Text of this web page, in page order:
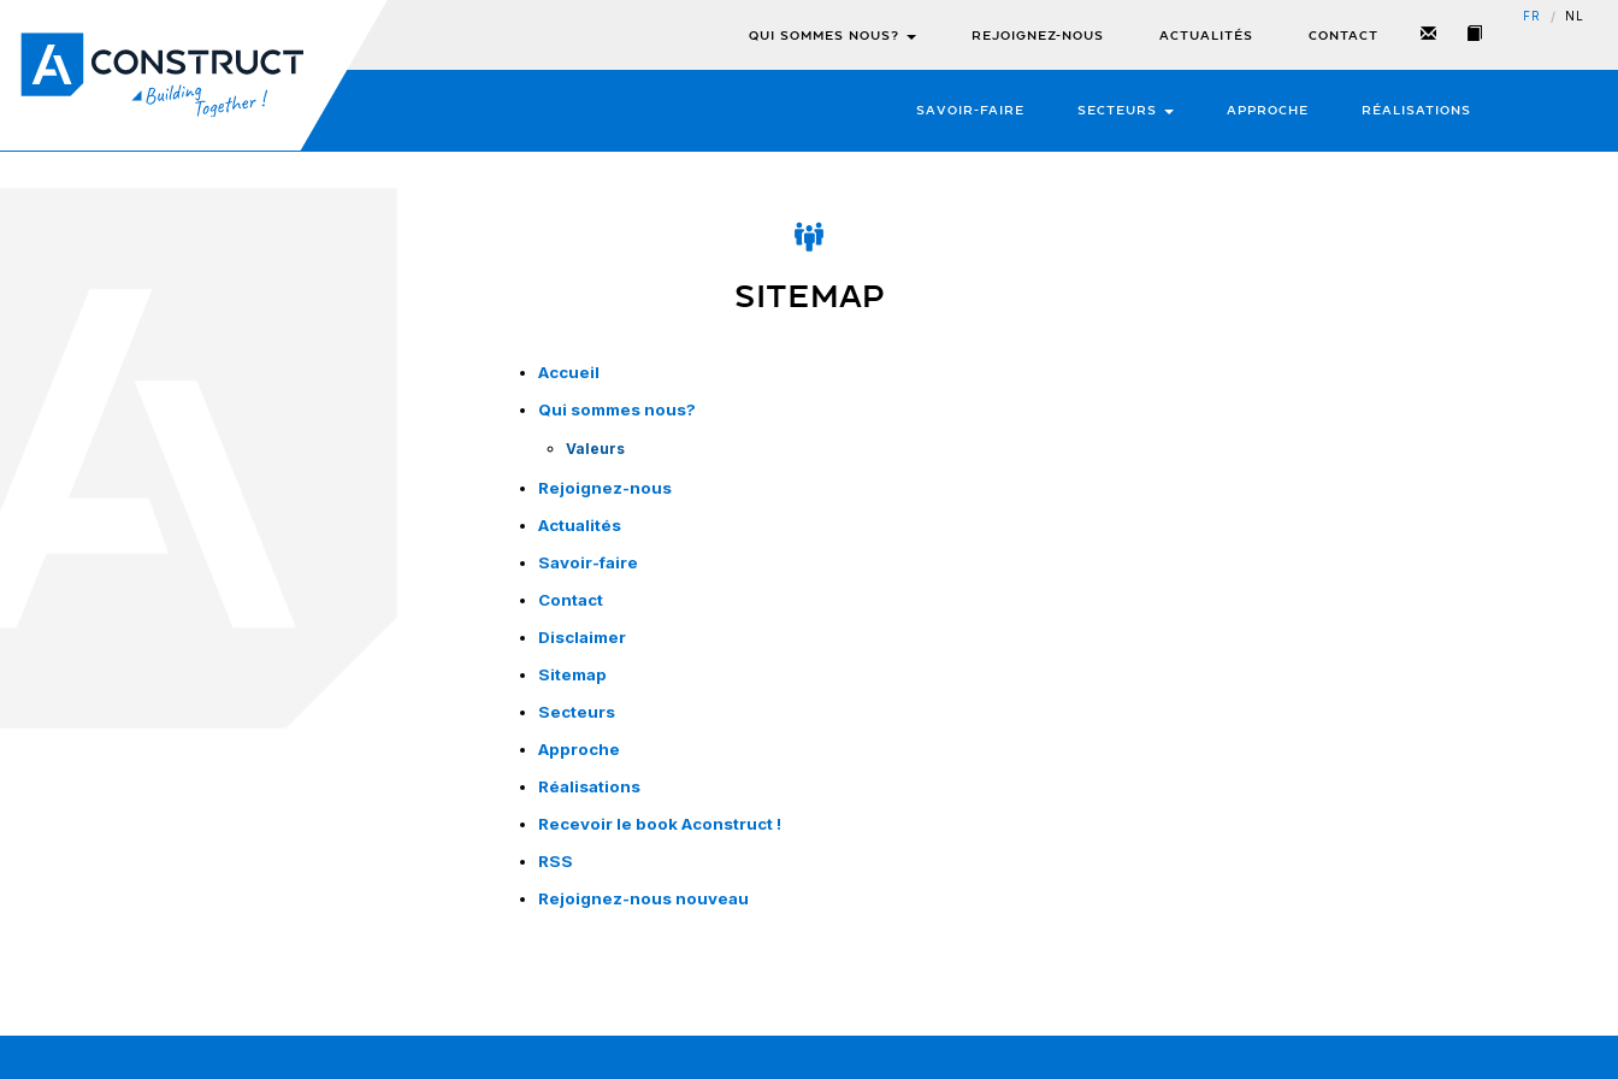
QUI SOMMES NOUS? REJOIGNEZ-NOUS ACTUALITÉS CONTACT
SAVOIR-FAIRE SECTEURS APPROCHE RÉALISATIONS
NL
/
FR
SITEMAP
Accueil
Qui sommes nous?
Valeurs
Rejoignez-nous
Actualités
Savoir-faire
Contact
Disclaimer
Sitemap
Secteurs
Approche
Réalisations
Recevoir le book Aconstruct !
RSS
Rejoignez-nous nouveau